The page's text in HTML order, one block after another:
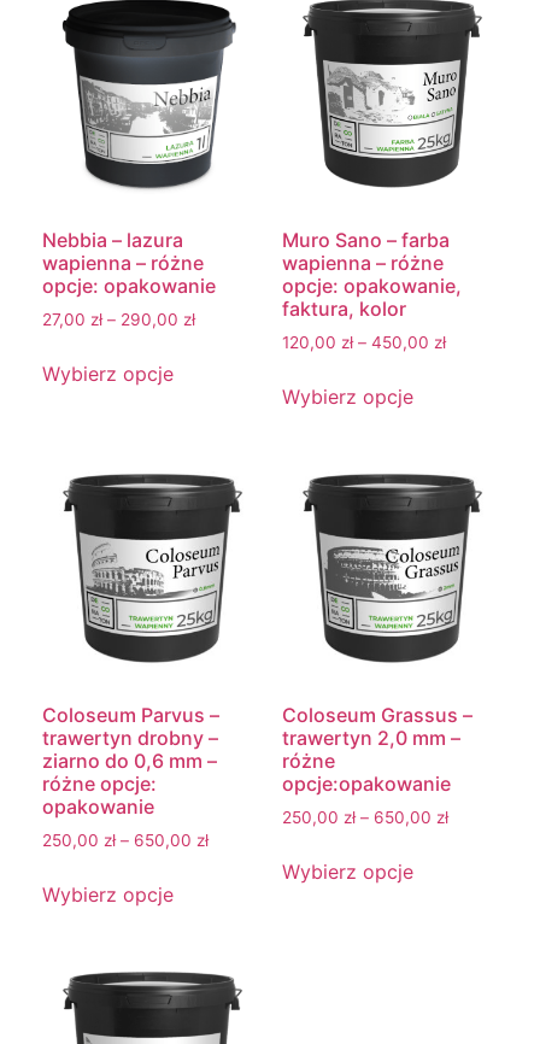
Nebbia – lazura
wapienna – różne
opcje: opakowanie
27,00 zł – 290,00 zł
Wybierz opcje
Muro Sano – farba
wapienna – różne
opcje: opakowanie,
faktura, kolor
120,00 zł – 450,00 zł
Wybierz opcje
Coloseum Parvus –
trawertyn drobny –
ziarno do 0,6 mm –
różne opcje:
opakowanie
250,00 zł – 650,00 zł
Wybierz opcje
Coloseum Grassus –
trawertyn 2,0 mm –
różne
opcje:opakowanie
250,00 zł – 650,00 zł
Wybierz opcje